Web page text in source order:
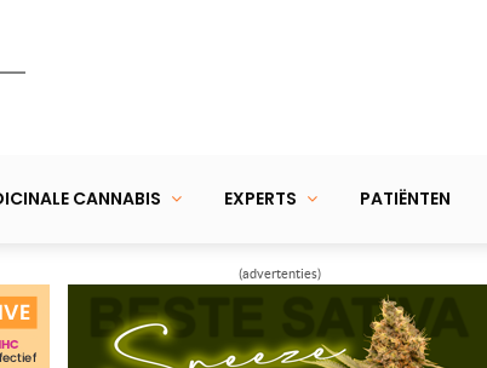
CANNABIS EXPERTS PATIËNTEN
(advertenties)
vertellen hoe wiet hen helpt